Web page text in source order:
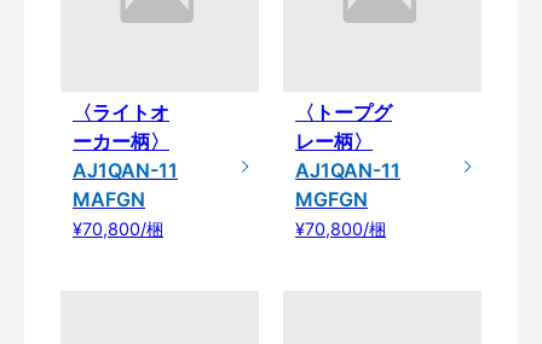
〈ライトオ
ーカー柄〉
AJ1QAN-11
MAFGN
¥70,800/梱
〈トープグ
レー柄〉
AJ1QAN-11
MGFGN
¥70,800/梱